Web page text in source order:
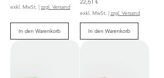
exkl. MwSt. | zzgl. Versand
In den Warenkorb
exkl. MwSt. | zzgl. Versand
In den Warenkorb